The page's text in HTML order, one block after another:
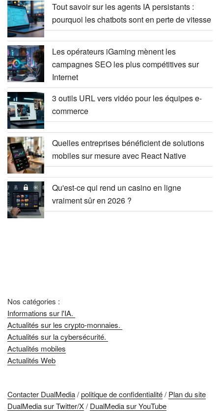
Tout savoir sur les agents IA persistants :
pourquoi les chatbots sont en perte de vitesse
Les opérateurs iGaming mènent les
campagnes SEO les plus compétitives sur
Internet
3 outils URL vers vidéo pour les équipes e-
commerce
Quelles entreprises bénéficient de solutions
mobiles sur mesure avec React Native
Qu'est-ce qui rend un casino en ligne
vraiment sûr en 2026 ?
Nos catégories :
Informations sur l'IA.
Actualités sur les crypto-monnaies.
Actualités sur la cybersécurité.
Actualités mobiles
Actualités Web
Contacter DualMedia/politique de confidentialité/ Plan du site
DualMedia sur Twitter/X/ DualMedia sur YouTube